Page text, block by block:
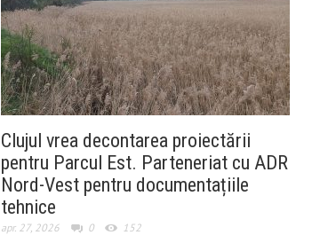
Clujul vrea decontarea proiectării
pentru Parcul Est. Parteneriat cu ADR
Nord-Vest pentru documentațiile
tehnice
apr. 27, 2026 0 152